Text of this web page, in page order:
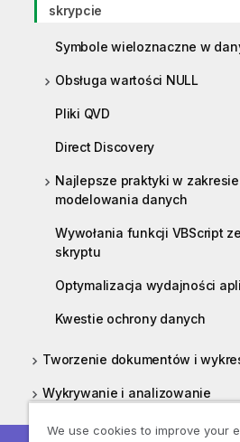
skrypcie
Symbole wieloznaczne w
Obsługa wartości NULL
Pliki QVD
Direct Discovery
Najlepsze praktyki w zakresie
modelowania danych
Wywołania funkcji VBScript ze
skryptu
Optymalizacja wydajności
Kwestie ochrony danych
Tworzenie dokumentów i
Wykrywanie i analizowanie
Składnia skryptów i funkcje
We use cookies to improve your